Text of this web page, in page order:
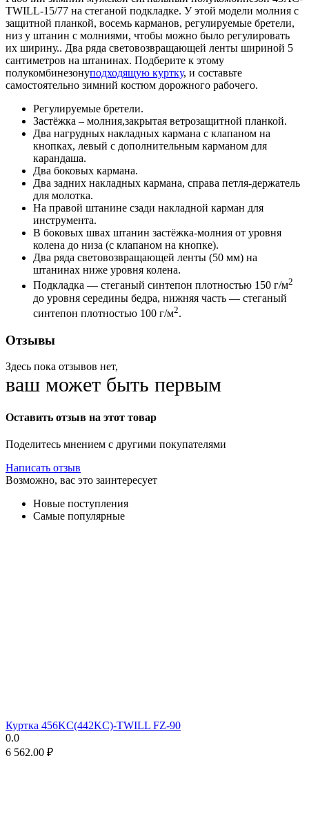
TWILL-15/77 на стеганой подкладке. У этой модели молния с
защитной планкой, восемь карманов, регулируемые бретели,
низ у штанин с молниями, чтобы можно было регулировать
их ширину.. Два ряда световозвращающей ленты шириной 5
сантиметров на штанинах. Подберите к этому
полукомбинезонуподходящую куртку, и составьте
самостоятельно зимний костюм дорожного рабочего.
Регулируемые бретели.
Застёжка – молния,закрытая ветрозащитной планкой.
Два нагрудных накладных кармана с клапаном на
кнопках, левый с дополнительным карманом для
карандаша.
Два боковых кармана.
Два задних накладных кармана, справа петля-держатель
для молотка.
На правой штанине сзади накладной карман для
инструмента.
В боковых швах штанин застёжка-молния от уровня
колена до низа (с клапаном на кнопке).
Два ряда световозвращающей ленты (50 мм) на
штанинах ниже уровня колена.
Подкладка — стеганый синтепон плотностью 150 г/м2
до уровня середины бедра, нижняя часть — стеганый
синтепон плотностью 100 г/м2.
Отзывы
Здесь пока отзывов нет,
ваш может быть первым
Оставить отзыв на этот товар
Поделитесь мнением с другими покупателями
Написать отзыв
Возможно, вас это заинтересует
Новые поступления
Самые популярные
Куртка 456KC(442KC)-TWILL FZ-90
0.0
6 562.00 ₽